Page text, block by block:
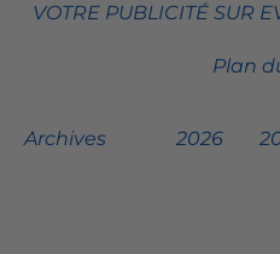
VOTRE PUBLICITÉ SUR
Plan
Archives 2026